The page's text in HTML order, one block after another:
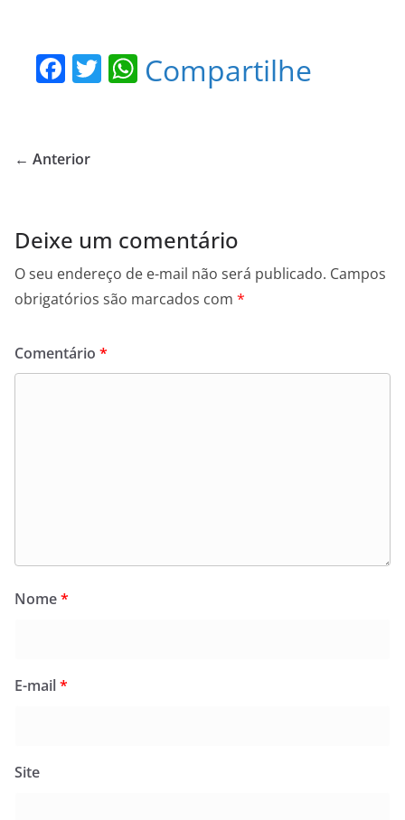
F
e
o
k
T W
p
Compartilhe
← Anterior
Deixe um comentário
O seu endereço de e-mail não será publicado. Campos
obrigatórios são marcados com *
Comentário *
Nome*
E-mail*
Site